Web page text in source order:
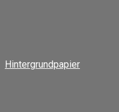
Hintergrundpapier